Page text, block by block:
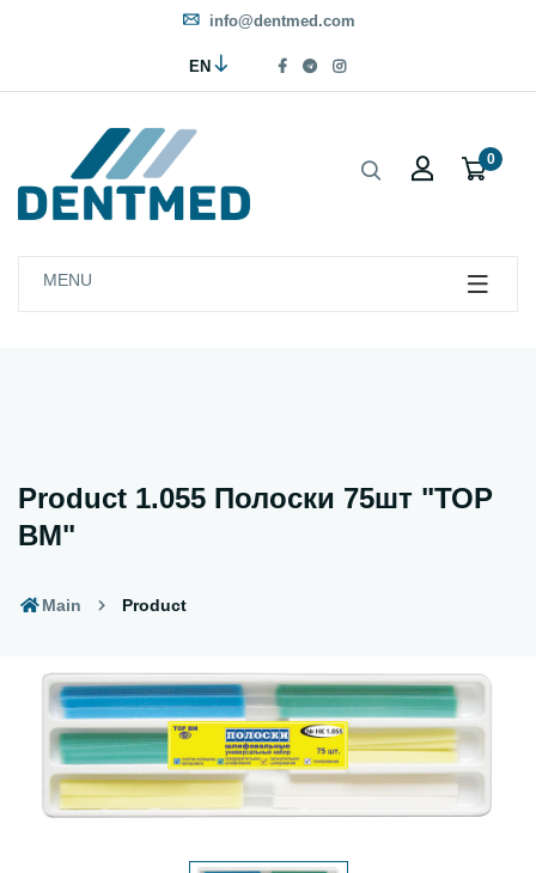
info@dentmed.com
EN
0
MENU
Product 1.055 Полоски 75шт "ТОР
ВМ"
Main Product